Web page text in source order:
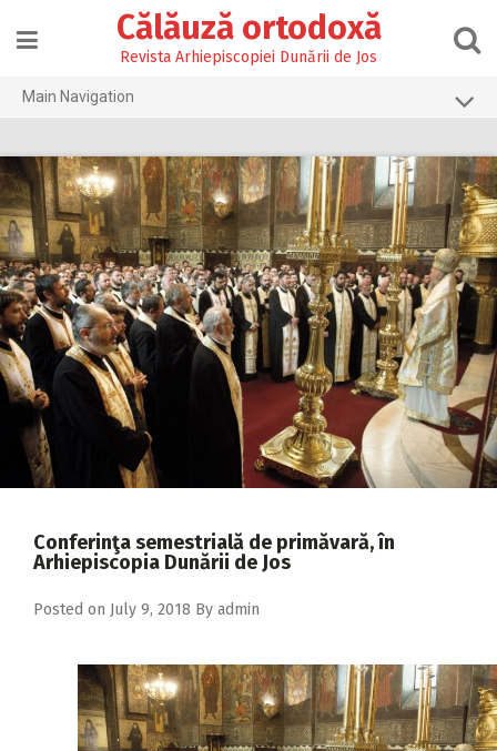
content
Călăuză ortodoxă
Revista Arhiepiscopiei Dunării de Jos
Main Navigation
2026
2025
2024
2023
2022
2021
2020
2019
2017
Conferinţa semestrială de primăvară, în
Arhiepiscopia Dunării de Jos
Posted on July 9, 2018 By admin